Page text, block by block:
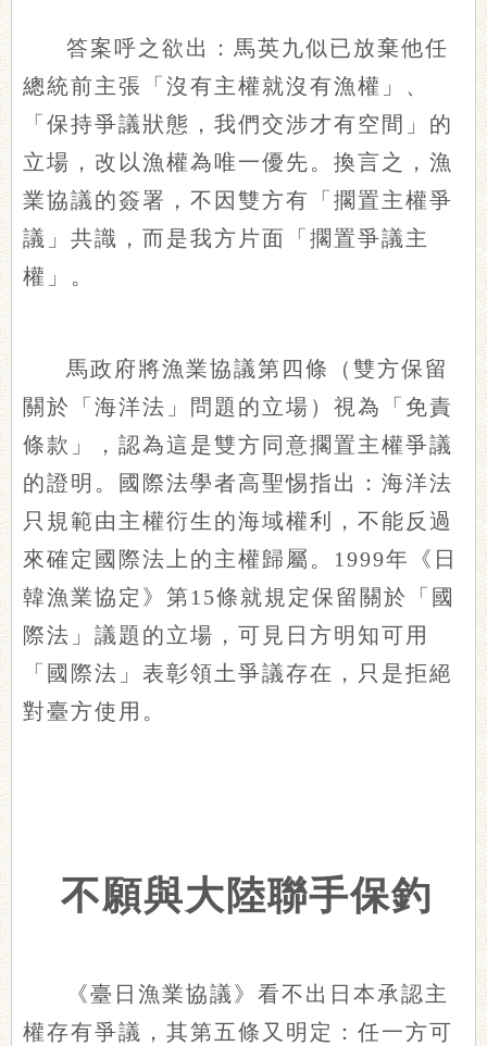
答案呼之欲出：馬英九似已放棄他任
總統前主張「沒有主權就沒有漁權」、
「保持爭議狀態，我們交涉才有空間」的
立場，改以漁權為唯一優先。換言之，漁
業協議的簽署，不因雙方有「擱置主權爭
議」共識，而是我方片面「擱置爭議主
權」。
馬政府將漁業協議第四條（雙方保留
關於「海洋法」問題的立場）視為「免責
條款」，認為這是雙方同意擱置主權爭議
的證明。國際法學者高聖惕指出：海洋法
只規範由主權衍生的海域權利，不能反過
來確定國際法上的主權歸屬。1999年《日
韓漁業協定》第15條就規定保留關於「國
際法」議題的立場，可見日方明知可用
「國際法」表彰領土爭議存在，只是拒絕
對臺方使用。
不願與大陸聯手保釣
《臺日漁業協議》看不出日本承認主
權存有爭議，其第五條又明定：任一方可